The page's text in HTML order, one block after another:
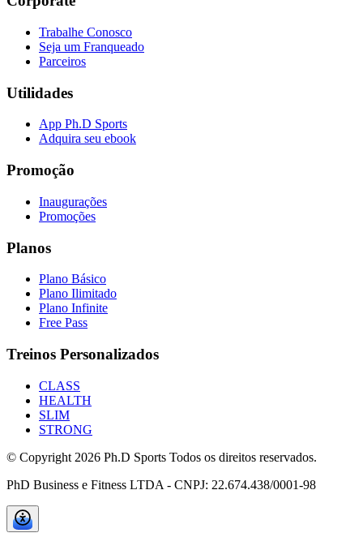
Trabalhe Conosco
Seja um Franqueado
Parceiros
Utilidades
App Ph.D Sports
Adquira seu ebook
Promoção
Inaugurações
Promoções
Planos
Plano Básico
Plano Ilimitado
Plano Infinite
Free Pass
Treinos Personalizados
CLASS
HEALTH
SLIM
STRONG
© Copyright 2026 Ph.D Sports Todos os direitos reservados.
PhD Business e Fitness LTDA - CNPJ: 22.674.438/0001-98